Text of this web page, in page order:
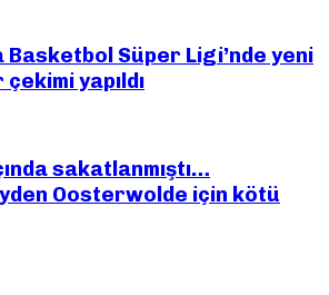
Süper Ligi’nde yeni
yapıldı
sakatlanmıştı…
Oosterwolde için kötü